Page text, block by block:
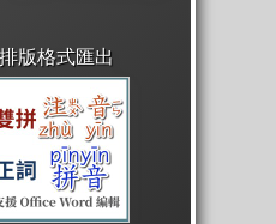
排版格式匯出